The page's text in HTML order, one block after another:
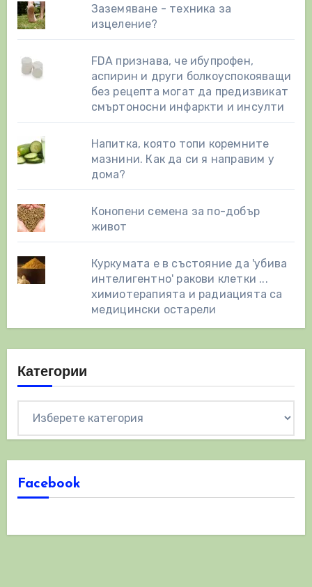
Заземяване - техника за
изцеление?
FDA признава, че ибупрофен,
аспирин и други болкоуспокояващи
без рецепта могат да предизвикат
смъртоносни инфаркти и инсулти
Напитка, която топи коремните
мазнини. Как да си я направим у
дома?
Конопени семена за по-добър
живот
Куркумата е в състояние да 'убива
интелигентно' ракови клетки ...
химиотерапията и радиацията са
медицински остарели
Категории
Facebook